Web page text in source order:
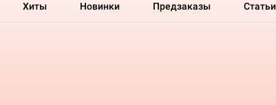
Хиты Новинки Предзаказы Статьи